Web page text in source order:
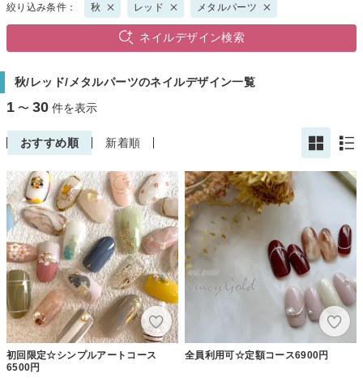
絞り込み条件： 秋 レッド メタルパーツ
ネイルデザイン検索
秋/レッド/メタルパーツのネイルデザイン一覧
1 〜 30 件を表示
おすすめ順 新着順
初回限定☆シンプルアートコース
6500円
全員利用可☆定額コース6900円